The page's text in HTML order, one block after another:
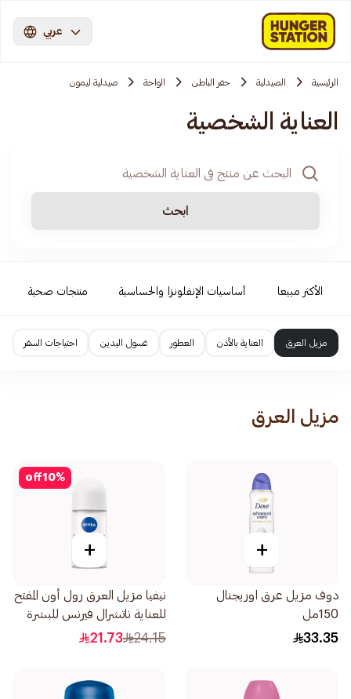
عربي
الرئيسية الصيدلية حفر الباطن الواحة صيدلية ليمون
العناية الشخصية
ابحث
الأكثر مبيعا أساسيات الإنفلونزا والحساسية منتجات صحية
مزيل العرق العناية بالأذن العطور غسول اليدين احتياجات السفر
مزيل العرق
+
دوف مزيل عرق اوريجنال
150مل
33.35
10%
off
+
نيفيا مزيل العرق رول أون المفتح
للعناية ناتشرال فيرنس للبشرة
50مل
24.15
21.73